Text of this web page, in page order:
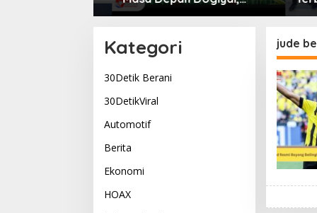
Bupati Yudas Tebai Resmi
Kategori
30Detik Berani
30DetikViral
Automotif
Berita
Ekonomi
HOAX
jude